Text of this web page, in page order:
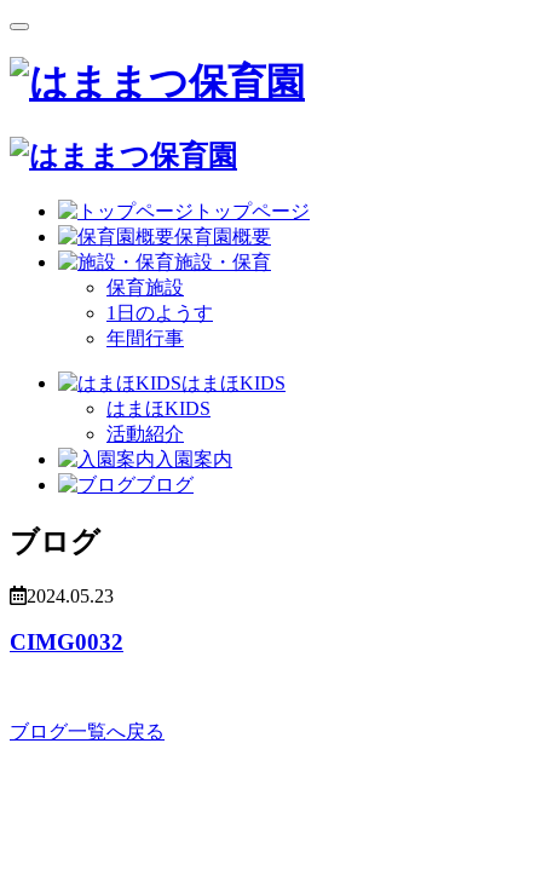
トップページ
保育園概要
施設・保育
保育施設
1日のようす
年間行事
はまほKIDS
はまほKIDS
活動紹介
入園案内
ブログ
ブログ
2024.05.23
CIMG0032
ブログ一覧へ戻る